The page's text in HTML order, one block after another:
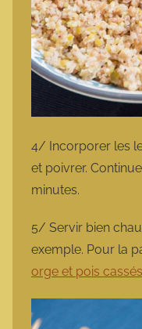
4/ Incorporer les
et poivrer.
minutes.
5/ Servir bien
exemple. Pour la
orge et pois cassés